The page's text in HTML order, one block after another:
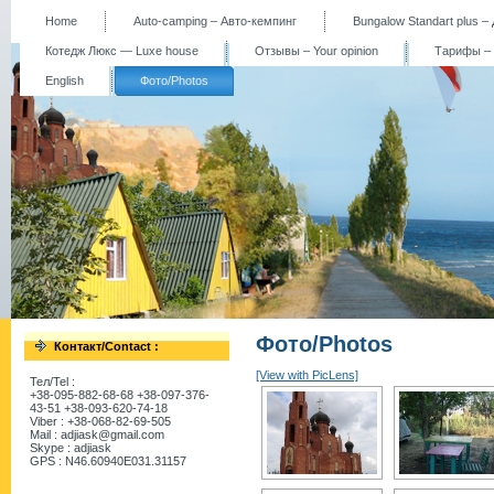
Home Auto-camping – Авто-кемпинг Bungalow Standart plus
Котедж Люкс — Luxe house Отзывы – Your opinion Тарифы –
English Фото/Photos
Контакт/Contact :
Тел/Tel :
+38-095-882-68-68 +38-097-376-
43-51 +38-093-620-74-18
Viber : +38-068-82-69-505
Mail : adjiask@gmail.com
Skype : adjiask
GPS : N46.60940E031.31157
Фото/Photos
[View with PicLens]